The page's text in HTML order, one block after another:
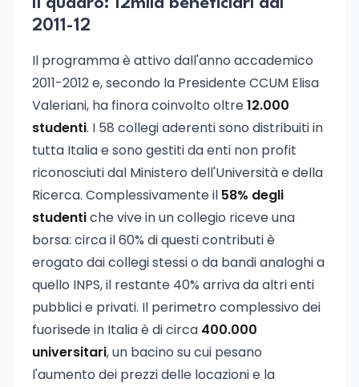
2011-12
Il programma è attivo dall'anno accademico
2011-2012 e, secondo la Presidente CCUM Elisa
Valeriani, ha finora coinvolto oltre12.000
studenti. I 58 collegi aderenti sono distribuiti in
tutta Italia e sono gestiti da enti non profit
riconosciuti dal Ministero dell'Università e della
Ricerca. Complessivamente il 58% degli
studentiche vive in un collegio riceve una
borsa: circa il 60% di questi contributi è
erogato dai collegi stessi o da bandi analoghi a
quello INPS, il restante 40% arriva da altri enti
pubblici e privati. Il perimetro complessivo dei
fuorisede in Italia è di circa 400.000
universitari, un bacino su cui pesano
l'aumento dei prezzi delle locazioni e la